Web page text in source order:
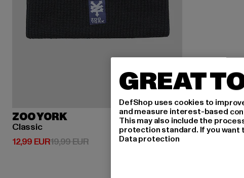
ZOO YORK
Classic
12,99 EUR
Derzeitiger Preis: 12,99 EUR
19,99 EURAktionspreis: 19,99 EUR
GREAT
DefShop uses cookies to
and measure interest-based
This may also include the
protection standard. If you want
Data protection